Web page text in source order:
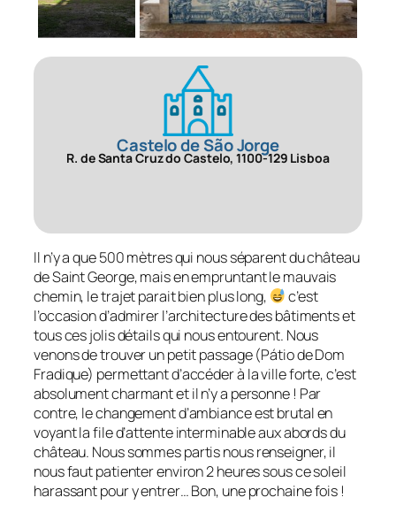
Castelo de São Jorge
R. de Santa Cruz do Castelo, 1100-129 Lisboa
Il n’y a que 500 mètres qui nous séparent du château
de Saint George, mais en empruntant le mauvais
chemin, le trajet parait bien plus long,
c’est
l’occasion d’admirer l’architecture des bâtiments et
tous ces jolis détails qui nous entourent. Nous
venons de trouver un petit passage (Pátio de Dom
Fradique) permettant d’accéder à la ville forte, c’est
absolument charmant et il n’y a personne ! Par
contre, le changement d’ambiance est brutal en
voyant la file d’attente interminable aux abords du
château. Nous sommes partis nous renseigner, il
nous faut patienter environ 2 heures sous ce soleil
harassant pour y entrer… Bon, une prochaine fois !